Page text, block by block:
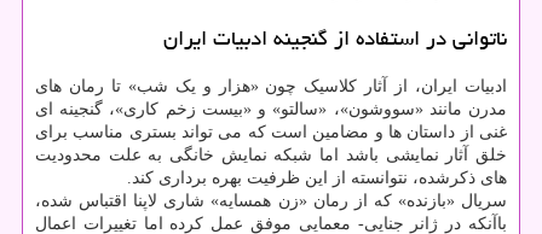
ناتوانی در استفاده از گنجینه ادبیات ایران
ادبیات ایران، از آثار کلاسیک چون «هزار و یک شب» تا رمان های
مدرن مانند «سووشون»، «سالتو» و «بیست زخم کاری»، گنجینه ای
غنی از داستان ها و مضامین است که می تواند بستری مناسب برای
خلق آثار نمایشی باشد اما شبکه نمایش خانگی به علت محدودیت
های ذکرشده، نتوانسته از این ظرفیت بهره برداری کند.
سریال «بازنده» که از رمان «زن همسایه» شاری لاپنا اقتباس شده،
باآنکه در ژانر جنایی- معمایی موفق عمل کرده اما تغییرات اعمال